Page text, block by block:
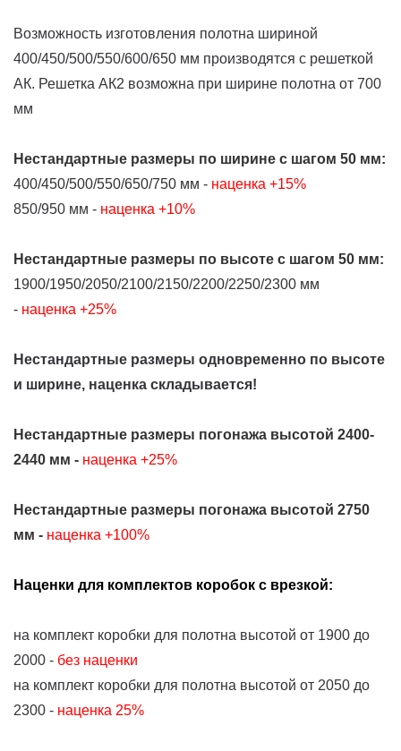
Возможность изготовления полотна шириной
400/450/500/550/600/650 мм производятся с решеткой
АК. Решетка АК2 возможна при ширине полотна от 700
мм
Нестандартные размеры по ширине с шагом 50 мм:
400/450/500/550/650/750 мм - наценка +15%
850/950 мм - наценка +10%
Нестандартные размеры по высоте с шагом 50 мм:
1900/1950/2050/2100/2150/2200/2250/2300 мм
- наценка +25%
Нестандартные размеры одновременно по высоте
и ширине, наценка складывается!
Нестандартные размеры погонажа высотой 2400-
2440 мм - наценка +25%
Нестандартные размеры погонажа высотой 2750
мм - наценка +100%
Наценки для комплектов коробок с врезкой:
на комплект коробки для полотна высотой от 1900 до
2000 - без наценки
на комплект коробки для полотна высотой от 2050 до
2300 - наценка 25%